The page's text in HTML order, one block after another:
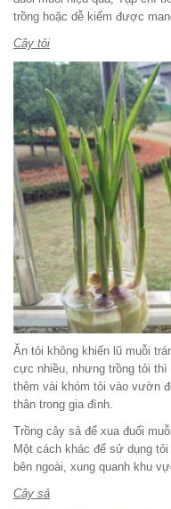
trồng hoặc dễ kiếm được
Cây tỏi
Ăn tỏi không khiến lũ muỗi
cực nhiều, nhưng trồng tỏi thì
thêm vài khóm tỏi vào vườn
thân trong gia đình.
Trồng cây sả để xua đuổi
Một cách khác để sử dụng
bên ngoài, xung quanh khu
Cây sả